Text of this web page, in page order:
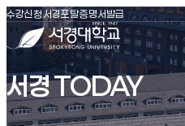
서경대학교
수강신청(새창 열림)
서경포탈(새창 열림)
증명서발급(새창 열림)
서경 TODAY